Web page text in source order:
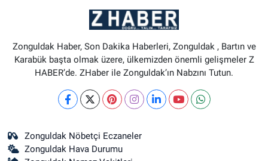
Zonguldak Haber, Son Dakika Haberleri, Zonguldak , Bartın ve
Karabük başta olmak üzere, ülkemizden önemli gelişmeler Z
HABER’de. ZHaber ile Zonguldak’ın Nabzını Tutun.
Zonguldak Nöbetçi Eczaneler
Zonguldak Hava Durumu